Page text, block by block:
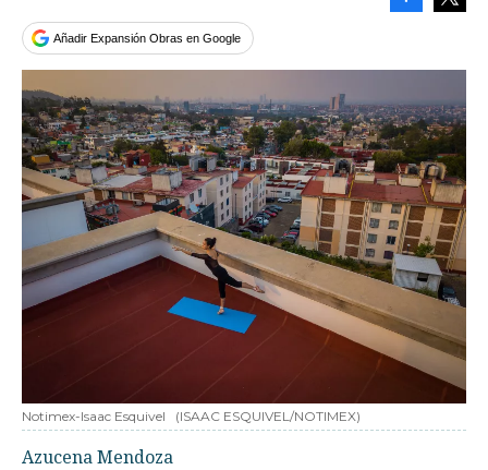
Añadir Expansión Obras en Google
Notimex-Isaac Esquivel (ISAAC ESQUIVEL/NOTIMEX)
Azucena Mendoza